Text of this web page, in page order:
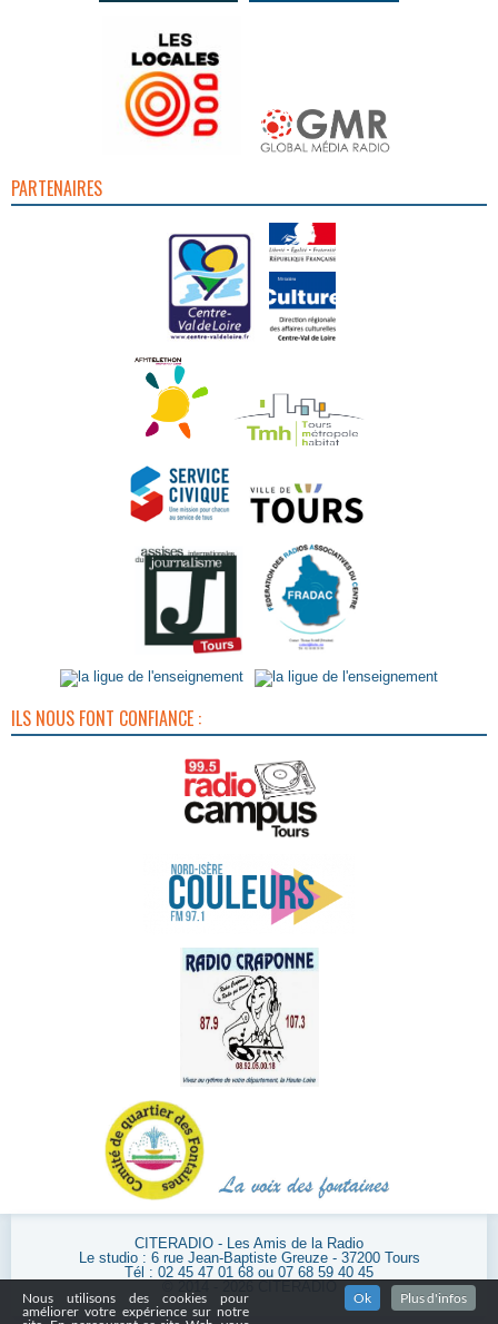
PARTENAIRES
ILS NOUS FONT CONFIANCE :
CITERADIO - Les Amis de la Radio
Le studio : 6 rue Jean-Baptiste Greuze - 37200 Tours
Tél : 02 45 47 01 68 ou 07 68 59 40 45
Nous utilisons des cookies pour
améliorer votre expérience sur notre
Ok Plus d'infos